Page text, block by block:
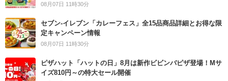
08月07日 11時30分
セブン‐イレブン「カレーフェス」全15品商品詳細とお得な限
定キャンペーン情報
08月07日 11時30分
ピザハット「ハットの日」8月は新作ビビンバピザ登場！Mサ
イズ810円～の特大セール開催